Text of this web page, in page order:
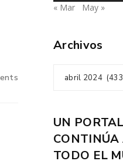
« Mar May »
Archivos
abril 2024
UN
TODO EL